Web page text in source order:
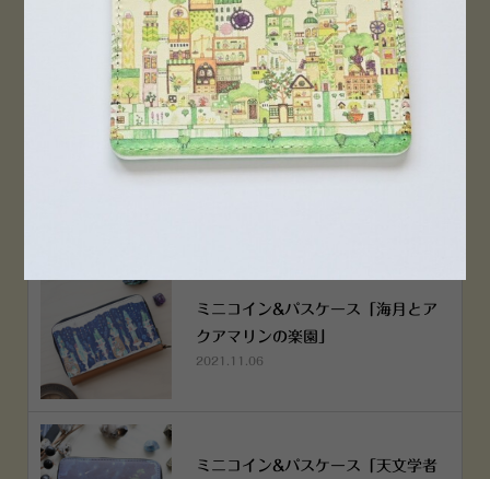
PEN！
2022.12.05
空想街雑貨店《吉祥寺本店》４月２
ミニコイン&パスケース「海月とア
クアマリンの楽園」
2021.11.06
ミニコイン&パスケース「天文学者